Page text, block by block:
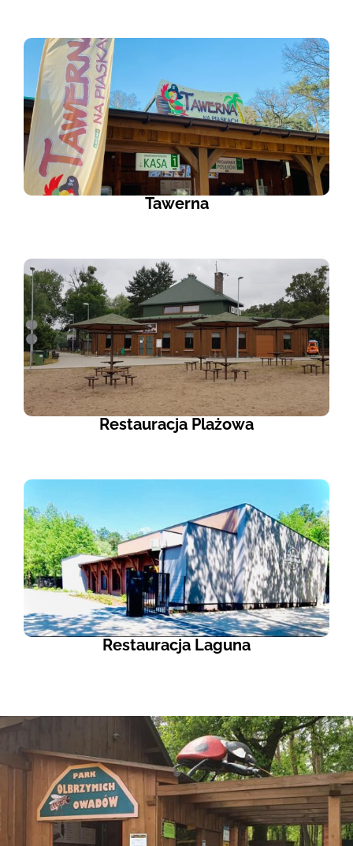
Tawerna
Restauracja Plażowa
Restauracja Laguna